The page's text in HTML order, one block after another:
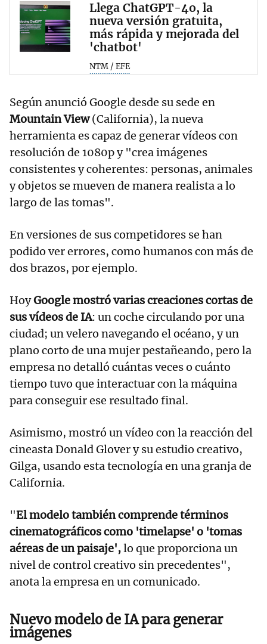
Llega ChatGPT-4o, la
nueva versión gratuita,
más rápida y mejorada del
'chatbot'
NTM / EFE
Según anunció Google desde su sede en
Mountain View(California), la nueva
herramienta es capaz de generar vídeos con
resolución de 1080p y "crea imágenes
consistentes y coherentes: personas, animales
y objetos se mueven de manera realista a lo
largo de las tomas".
En versiones de sus competidores se han
podido ver errores, como humanos con más de
dos brazos, por ejemplo.
HoyGoogle mostró varias creaciones cortas de
sus vídeos de IA: un coche circulando por una
ciudad; un velero navegando el océano, y un
plano corto de una mujer pestañeando, pero la
empresa no detalló cuántas veces o cuánto
tiempo tuvo que interactuar con la máquina
para conseguir ese resultado final.
Asimismo, mostró un vídeo con la reacción del
cineasta Donald Glover y su estudio creativo,
Gilga, usando esta tecnología en una granja de
California.
"El modelo también comprende términos
cinematográficos como 'timelapse' o 'tomas
aéreas de un paisaje',lo que proporciona un
nivel de control creativo sin precedentes",
anota la empresa en un comunicado.
Nuevo modelo de IA para generar
imágenes